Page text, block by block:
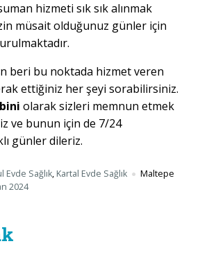
hizmeti sık sık alınmak
müsait olduğunuz günler için
beri bu noktada hizmet veren
ettiğiniz her şeyi sorabilirsiniz.
olarak sizleri memnun etmek
ve bunun için de 7/24
günler dileriz.
Evde Sağlık, Kartal Evde Sağlık
Maltepe
2024